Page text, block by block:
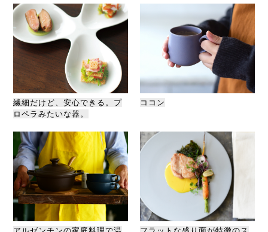
繊細だけど、安心できる。プ
ロペラみたいな器。
ココン